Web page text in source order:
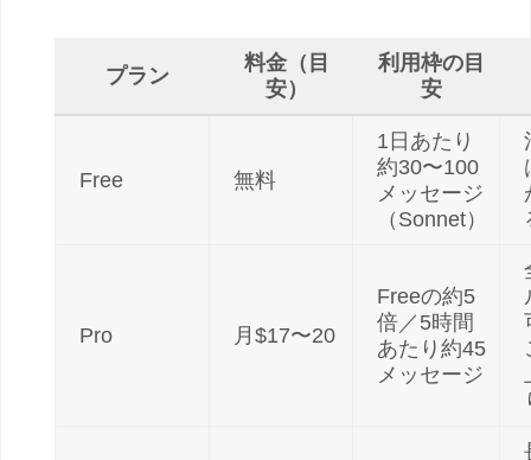
プラン
料金（目
安）
利用枠の目
安
Free 無料
1日あたり
約30〜100
メッセージ
（Sonnet）
Pro 月$17〜20
Freeの約5
倍／5時間
あたり約45
メッセージ